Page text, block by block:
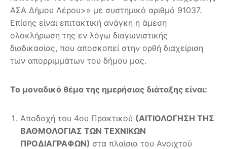
ΑΣΑ Δήμου Λέρου>» με συστημικό αριθμό 91037.
Επίσης είναι επιτακτική ανάγκη η άμεση
ολοκλήρωση της εν λόγω διαγωνιστικής
διαδικασίας, που αποσκοπεί στην ορθή διαχείριση
των απορριμμάτων του δήμου μας.
Το μοναδικό θέμα της ημερήσιας διάταξης είναι:
Αποδοχή του 4ου Πρακτικού (ΑΙΤΙΟΛΟΓΗΣΗ ΤΗΣ
ΒΑΘΜΟΛΟΓΙΑΣ ΤΩΝ ΤΕΧΝΙΚΩΝ
ΠΡΟΔΙΑΓΡΑΦΩΝ) στα πλαίσια του Ανοιχτού